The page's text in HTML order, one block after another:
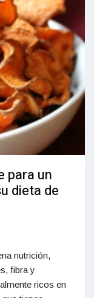
para un
dieta de
nutrición,
fibra y
ricos en